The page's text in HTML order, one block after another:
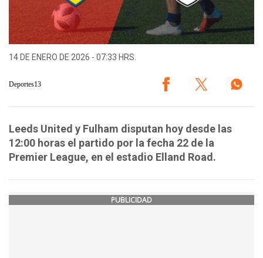
14 DE ENERO DE 2026 - 07:33 HRS.
Deportes13
Leeds United y Fulham disputan hoy desde las
12:00 horas el partido por la fecha 22 de la
Premier League, en el estadio Elland Road.
PUBLICIDAD